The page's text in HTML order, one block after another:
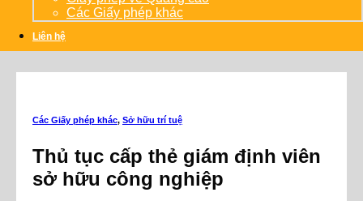
Các Giấy phép khác
Liên hệ
Các Giấy phép khác, Sở hữu trí tuệ
Thủ tục cấp thẻ giám định viên
sở hữu công nghiệp